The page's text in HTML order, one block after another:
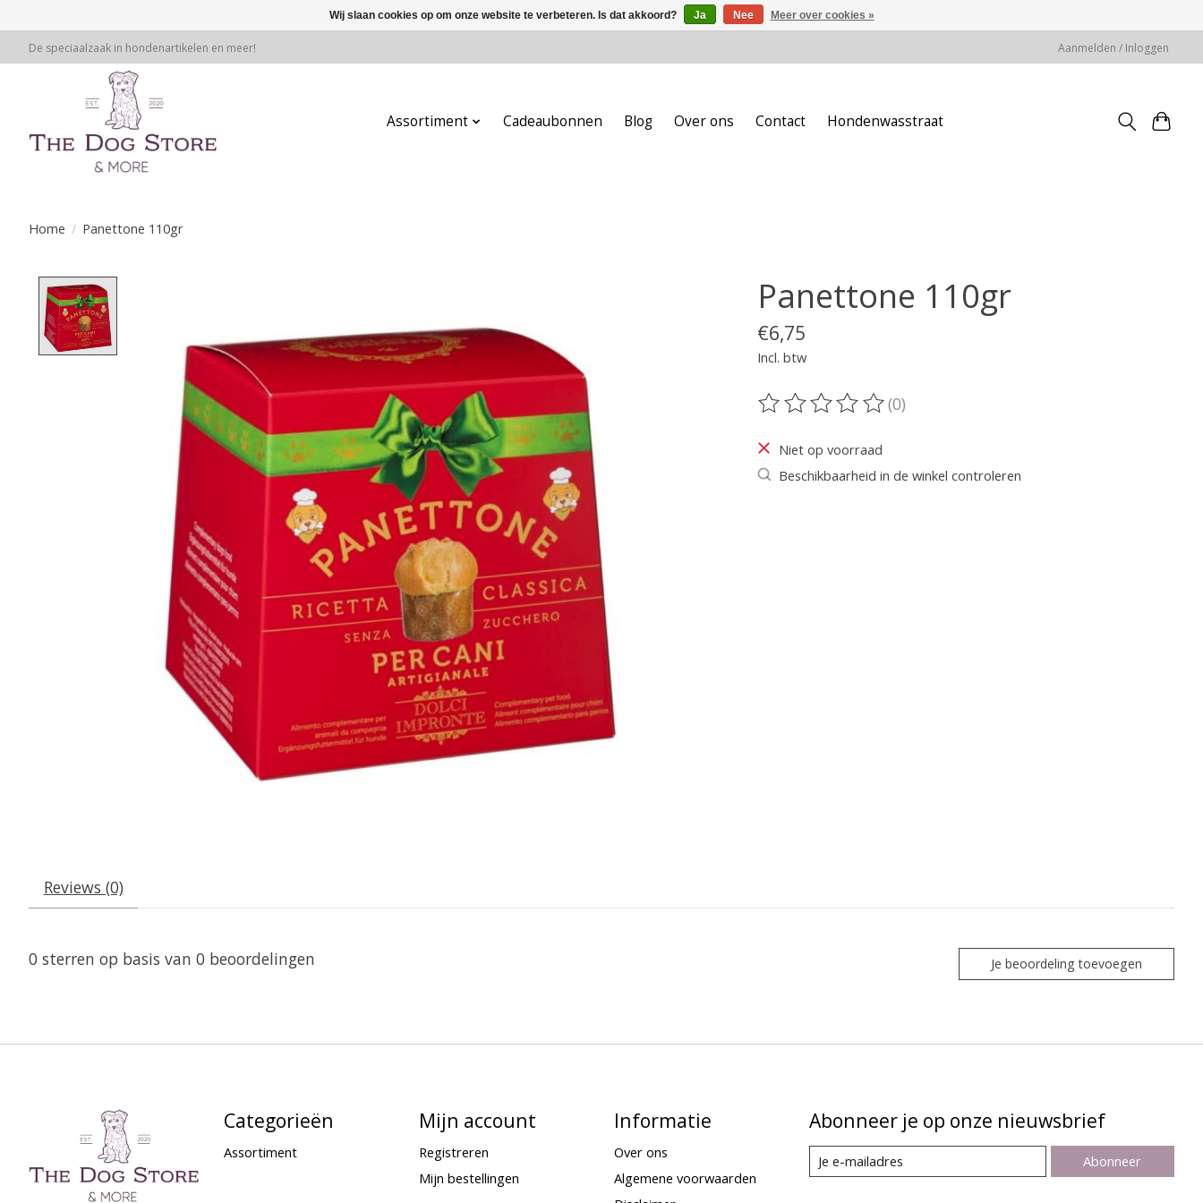
De speciaalzaak in hondenartikelen en meer! Aanmelden / Inloggen
Assortiment Cadeaubonnen Blog Over ons Contact Hondenwasstraat
Home / Panettone 110gr
Panettone 110gr
€6,75
Incl. btw
De beoordeling van dit product is
(0)
Niet op voorraad
Beschikbaarheid in de winkel controleren
Reviews (0)
0 sterren op basis van 0 beoordelingen Je beoordeling toevoegen
Categorieën
Assortiment
Mijn account
Registreren
Mijn bestellingen
Informatie
Over ons
Algemene voorwaarden
Abonneer je op onze nieuwsbrief
Abonneer
Wij slaan cookies op om onze website te verbeteren. Is dat akkoord? Ja Nee Meer over cookies »